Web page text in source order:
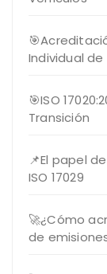
Individual de
🎯ISO
Transición
📌El papel
ISO 17029
🚀¿Cómo
de